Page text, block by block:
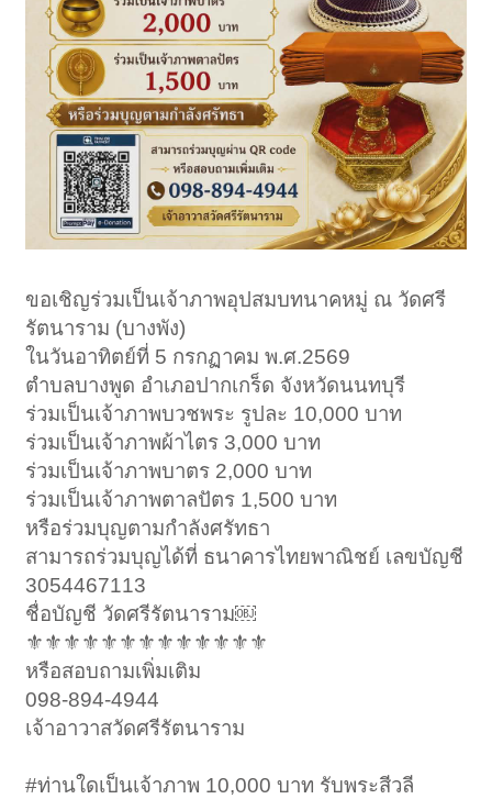
ขอเชิญร่วมเป็นเจ้าภาพอุปสมบทนาคหมู่ ณ วัดศรี
รัตนาราม (บางพัง)
ในวันอาทิตย์ที่ 5 กรกฏาคม พ.ศ.2569
ตำบลบางพูด อำเภอปากเกร็ด จังหวัดนนทบุรี
ร่วมเป็นเจ้าภาพบวชพระ รูปละ 10,000 บาท
ร่วมเป็นเจ้าภาพผ้าไตร 3,000 บาท
ร่วมเป็นเจ้าภาพบาตร 2,000 บาท
ร่วมเป็นเจ้าภาพตาลปัตร 1,500 บาท
หรือร่วมบุญตามกำลังศรัทธา
สามารถร่วมบุญได้ที่ ธนาคารไทยพาณิชย์ เลขบัญชี
3054467113
ชื่อบัญชี วัดศรีรัตนาราม￼
⚜️⚜️⚜️⚜️⚜️⚜️⚜️⚜️⚜️⚜️⚜️⚜️⚜️
หรือสอบถามเพิ่มเติม
098-894-4944
เจ้าอาวาสวัดศรีรัตนาราม
#ท่านใดเป็นเจ้าภาพ 10,000 บาท รับพระสีวลี